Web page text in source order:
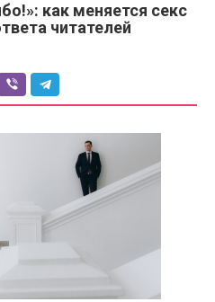
как меняется секс
читателей